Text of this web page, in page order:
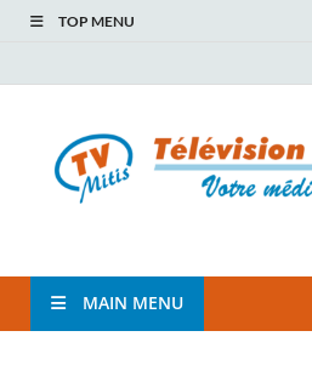
TOP MENU
TVM
MAIN MENU